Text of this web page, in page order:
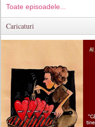
Toate episoadele...
Caricaturi